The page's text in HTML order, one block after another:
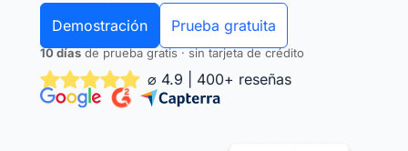
Demostración Prueba gratuita
10 díasde prueba gratis · sin tarjeta de crédito
⌀ 4.9 | 400+ reseñas